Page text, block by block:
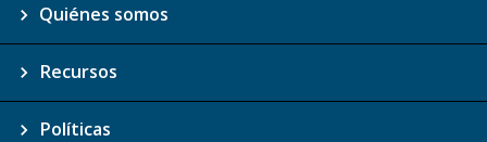
Quiénes somos
Recursos
Políticas